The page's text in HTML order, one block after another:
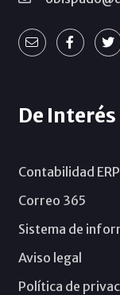
De Interés
Contabilidad ERP
Correo 365
Sistema de
Aviso legal
Política de